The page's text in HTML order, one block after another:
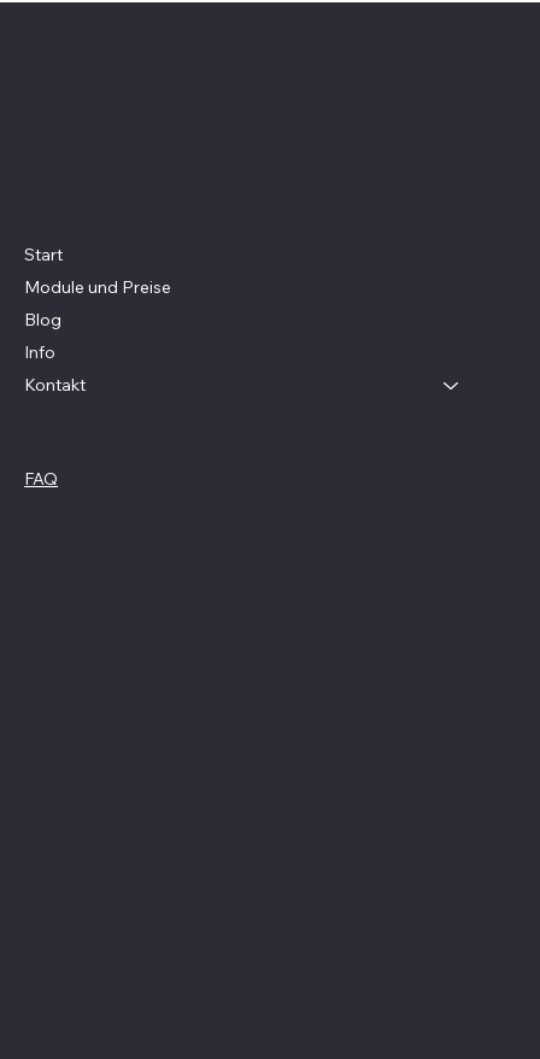
Start
Module und Preise
Blog
Info
Kontakt
FAQ